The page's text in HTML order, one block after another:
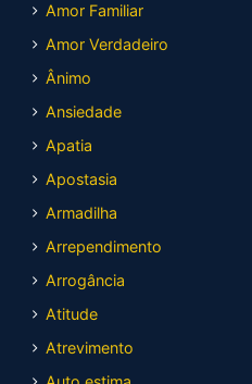
Amor Familiar
Amor Verdadeiro
Ânimo
Ansiedade
Apatia
Apostasia
Armadilha
Arrependimento
Arrogância
Atitude
Atrevimento